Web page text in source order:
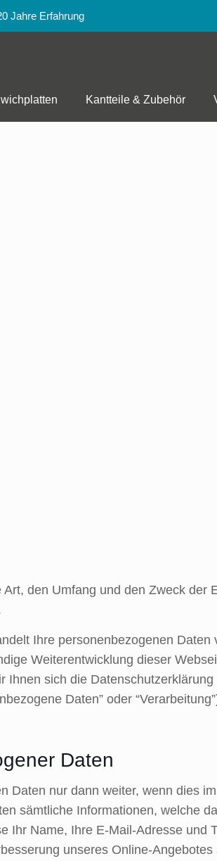
Jahre Erfahrung
Kantteile & Zubehör
den Umfang und den Zweck der
Ihre personenbezogenen
Weiterentwicklung dieser
sich die
Daten” oder
Daten
Daten nur dann weiter, wenn dies
sämtliche Informationen, welche
Name, Ihre E-Mail-Adresse und
unseres Online-